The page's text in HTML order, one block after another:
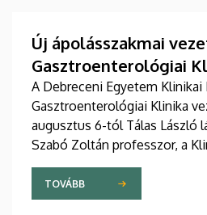
Új ápolásszakmai
Gasztroenterológiai
A Debreceni Egyetem
Gasztroenterológiai Klinika
augusztus 6-tól Tálas László
Szabó Zoltán professzor, a
elnöke, valamint Szőllősi Anna
szakdolgozói igazgató adta át
ünnepélyes keretek között az
TOVÁBB